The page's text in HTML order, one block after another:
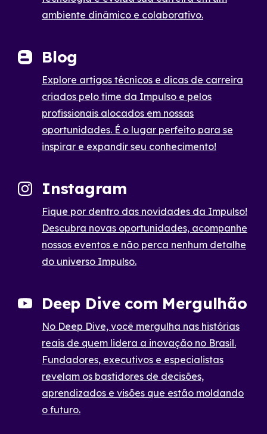
ambiente dinâmico e colaborativo.
Blog
Explore artigos técnicos e dicas de carreira
criados pelo time da Impulso e pelos
profissionais alocados em nossas
oportunidades. É o lugar perfeito para se
inspirar e expandir seu conhecimento!
Instagram
Fique por dentro das novidades da Impulso!
Descubra novas oportunidades, acompanhe
nossos eventos e não perca nenhum detalhe
do universo Impulso.
Deep Dive com Mergulhão
No Deep Dive, você mergulha nas histórias
reais de quem lidera a inovação no Brasil.
Fundadores, executivos e especialistas
revelam os bastidores de decisões,
aprendizados e visões que estão moldando
o futuro.